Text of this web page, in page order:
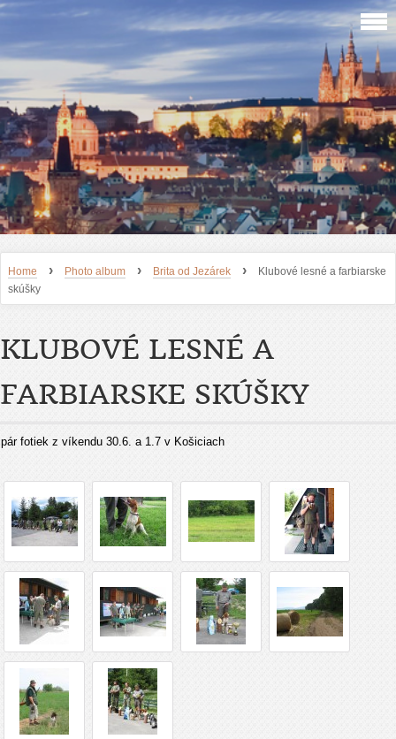
Home › Photo album › Brita od Jezárek ›
Klubové lesné a farbiarske
skúšky
KLUBOVÉ LESNÉ A
FARBIARSKE SKÚŠKY
pár fotiek z víkendu 30.6. a 1.7 v Košiciach